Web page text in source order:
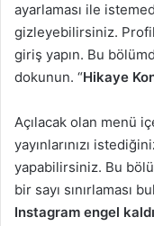
ayarlaması ile
gizleyebilirsiniz.
giriş yapın. Bu
dokunun. “Hikaye
Açılacak olan menü
yayınlarınızı
yapabilirsiniz. Bu
bir sayı sınırlaması
Instagram engel